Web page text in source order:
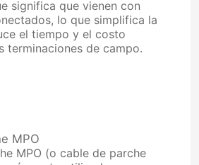
significa que vienen con
lo que simplifica la
el tiempo y el costo
terminaciones de campo.
MPO
MPO (o cable de parche